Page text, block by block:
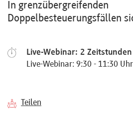
Learnings
In grenzübergreifenden
Doppelbesteuerungsfällen
Live-Webinar: 2
Live-Webinar: 9:30 - 11:30 Uhr
Teilen